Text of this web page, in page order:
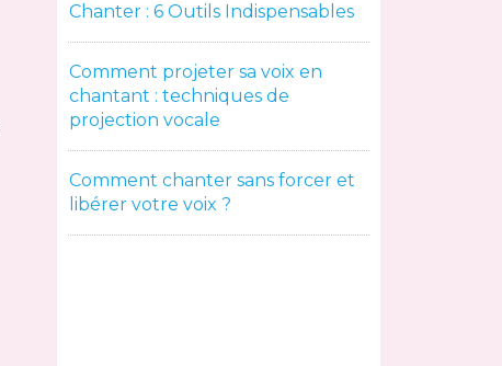
Chanter : 6 Outils Indispensables
Comment projeter sa voix en
chantant : techniques de
projection vocale
Comment chanter sans forcer et
libérer votre voix ?